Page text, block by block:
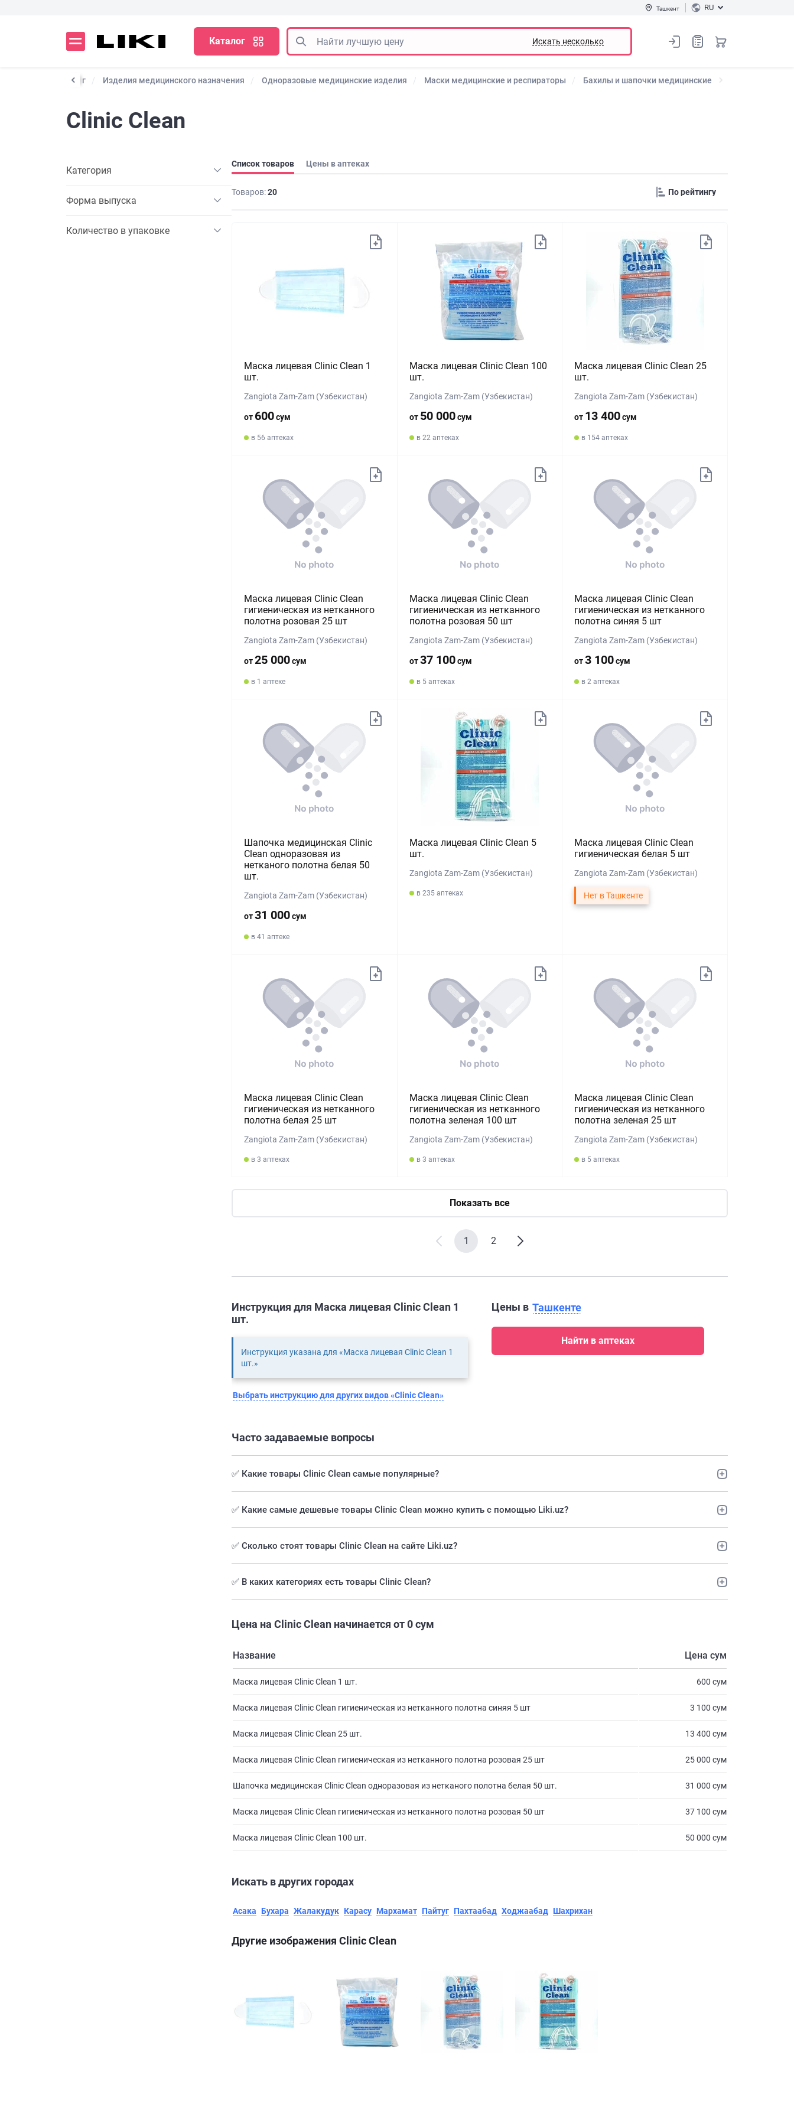
Ташкент RU
Каталог Искать несколько
Каталог Изделия медицинского назначения Одноразовые медицинские изделия Маски медицинские и респираторы Бахилы и шапочки медицинские
Clinic Clean
Категория
Форма выпуска
Количество в упаковке
Список товаров Цены в аптеках
Товаров:20
Маска лицевая Clinic Clean 1
шт.
Zangiota Zam-Zam (Узбекистан)
от 600сум
в 56 аптеках
Маска лицевая Clinic Clean 100
шт.
Zangiota Zam-Zam (Узбекистан)
от 50 000сум
в 22 аптеках
Маска лицевая Clinic Clean 25
шт.
Zangiota Zam-Zam (Узбекистан)
от 13 400сум
в 154 аптеках
Маска лицевая Clinic Clean
гигиеническая из нетканного
полотна розовая 25 шт
Zangiota Zam-Zam (Узбекистан)
от25 000сум
в 1 аптеке
Маска лицевая Clinic Clean
гигиеническая из нетканного
полотна розовая 50 шт
Zangiota Zam-Zam (Узбекистан)
от37 100сум
в 5 аптеках
Маска лицевая Clinic Clean
гигиеническая из нетканного
полотна синяя 5 шт
Zangiota Zam-Zam (Узбекистан)
от3 100сум
в 2 аптеках
Шапочка медицинская Clinic
Clean одноразовая из
нетканого полотна белая 50
шт.
Zangiota Zam-Zam (Узбекистан)
от31 000сум
в 41 аптеке
Маска лицевая Clinic Clean 5
шт.
Zangiota Zam-Zam (Узбекистан)
в 235 аптеках
Маска лицевая Clinic Clean
гигиеническая белая 5 шт
Zangiota Zam-Zam (Узбекистан)
Нет в Ташкенте
Маска лицевая Clinic Clean
гигиеническая из нетканного
полотна белая 25 шт
Zangiota Zam-Zam (Узбекистан)
в 3 аптеках
Маска лицевая Clinic Clean
гигиеническая из нетканного
полотна зеленая 100 шт
Zangiota Zam-Zam (Узбекистан)
в 3 аптеках
Маска лицевая Clinic Clean
гигиеническая из нетканного
полотна зеленая 25 шт
Zangiota Zam-Zam (Узбекистан)
в 5 аптеках
Показать все
1 2
Цены в Ташкенте
Найти в аптеках
Инструкция для Маска лицевая Clinic Clean 1
шт.
Инструкция указана для «Маска лицевая Clinic Clean 1
шт.»
Выбрать инструкцию для других видов «Clinic Clean»
Часто задаваемые вопросы
✅ Какие товары Clinic Clean самые популярные?
✅️ Какие самые дешевые товары Clinic Clean можно купить с помощью Liki.uz?
✅ Сколько стоят товары Clinic Clean на сайте Liki.uz?
✅ В каких категориях есть товары Clinic Clean?
Цена на Clinic Clean начинается от 0 сум
Название Цена сум
Маска лицевая Clinic Clean 1 шт. 600 сум
Маска лицевая Clinic Clean гигиеническая из нетканного полотна синяя 5 шт 3 100 сум
Маска лицевая Clinic Clean 25 шт. 13 400 сум
Маска лицевая Clinic Clean гигиеническая из нетканного полотна розовая 25 шт 25 000 сум
Шапочка медицинская Clinic Clean одноразовая из нетканого полотна белая 50 шт. 31 000 сум
Маска лицевая Clinic Clean гигиеническая из нетканного полотна розовая 50 шт 37 100 сум
Маска лицевая Clinic Clean 100 шт. 50 000 сум
Искать в других городах
Асака Бухара Жалакудук Карасу Мархамат Пайтуг Пахтаабад Ходжаабад Шахрихан
Другие изображения Clinic Clean